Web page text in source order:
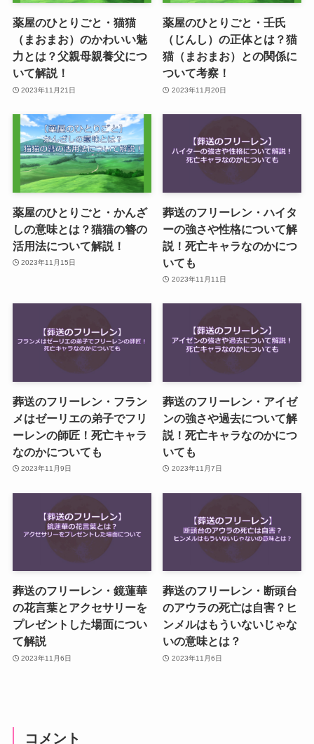
薬屋のひとりごと・猫猫
（まおまお）のかわいい魅
力とは？父親母親養父につ
いて解説！
2023年11月21日
薬屋のひとりごと・壬氏
（じんし）の正体とは？猫
猫（まおまお）との関係に
ついて考察！
2023年11月20日
薬屋のひとりごと・かんざ
しの意味とは？猫猫の簪の
活用法について解説！
2023年11月15日
葬送のフリーレン・ハイタ
ーの強さや性格について解
説！死亡キャラなのかにつ
いても
2023年11月11日
葬送のフリーレン・フラン
メはゼーリエの弟子でフリ
ーレンの師匠！死亡キャラ
なのかについても
2023年11月9日
葬送のフリーレン・アイゼ
ンの強さや過去について解
説！死亡キャラなのかにつ
いても
2023年11月7日
葬送のフリーレン・鏡蓮華
の花言葉とアクセサリーを
プレゼントした場面につい
て解説
2023年11月6日
葬送のフリーレン・断頭台
のアウラの死亡は自害？ヒ
ンメルはもういないじゃな
いの意味とは？
2023年11月6日
コメント